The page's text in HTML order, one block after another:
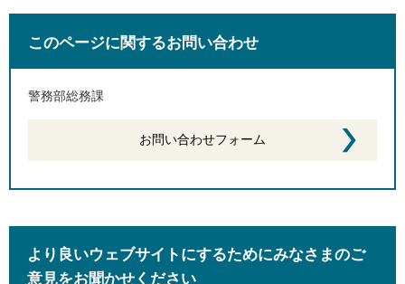
このページに関するお問い合わせ
警務部総務課
より良いウェブサイトにするためにみなさまのご
意見をお聞かせください